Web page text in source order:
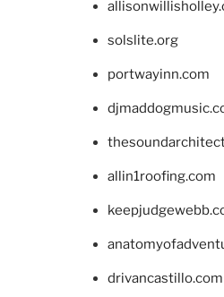
solslite.org
portwayinn.com
allin1roofing.com
drivancastillo.com